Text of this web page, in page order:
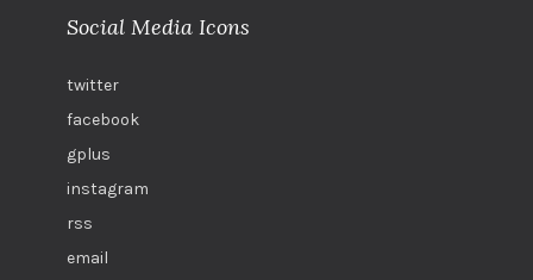
Social Media Icons
twitter
facebook
gplus
instagram
rss
email